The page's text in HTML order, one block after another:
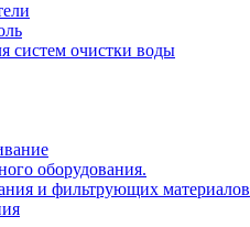
систем очистки воды
оборудования.
и фильтрующих материалов